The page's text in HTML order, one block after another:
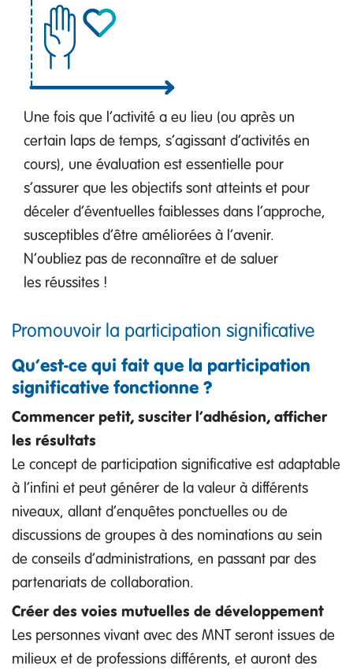
Une fois que l’activité a eu lieu (ou après un
certain laps de temps, s’agissant d’activités en
cours), une évaluation est essentielle pour
s’assurer que les objectifs sont atteints et pour
déceler d’éventuelles faiblesses dans l’approche,
susceptibles d’être améliorées à l’avenir.
N’oubliez pas de reconnaître et de saluer
les réussites !
Promouvoir la participation significative
Qu’est-ce qui fait que la participation
significative fonctionne ?
Commencer petit, susciter l’adhésion, afficher
les résultats
Le concept de participation significative est adaptable
à l’infini et peut générer de la valeur à différents
niveaux, allant d’enquêtes ponctuelles ou de
discussions de groupes à des nominations au sein
de conseils d’administrations, en passant par des
partenariats de collaboration.
Créer des voies mutuelles de développement
Les personnes vivant avec des MNT seront issues de
milieux et de professions différents, et auront des